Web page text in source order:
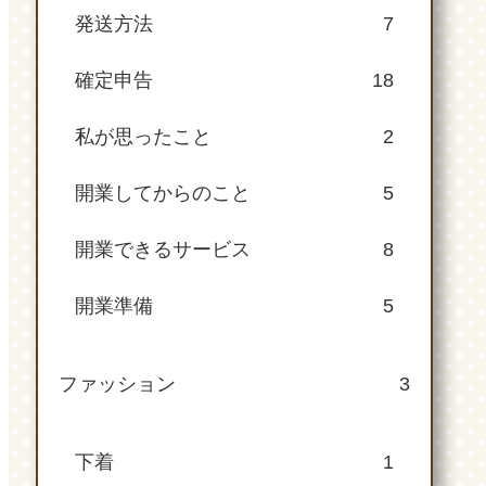
発送方法 7
確定申告 18
私が思ったこと 2
開業してからのこと 5
開業できるサービス 8
開業準備 5
ファッション 3
下着 1